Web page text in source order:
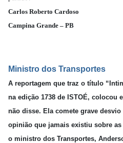
Carlos Roberto Cardoso
Campina Grande – PB
Ministro dos Transportes
A reportagem que traz o título
na edição 1738 de ISTOÉ, colocou
não disse. Ela comete grave
opinião que jamais existiu sobre
o ministro dos Transportes,